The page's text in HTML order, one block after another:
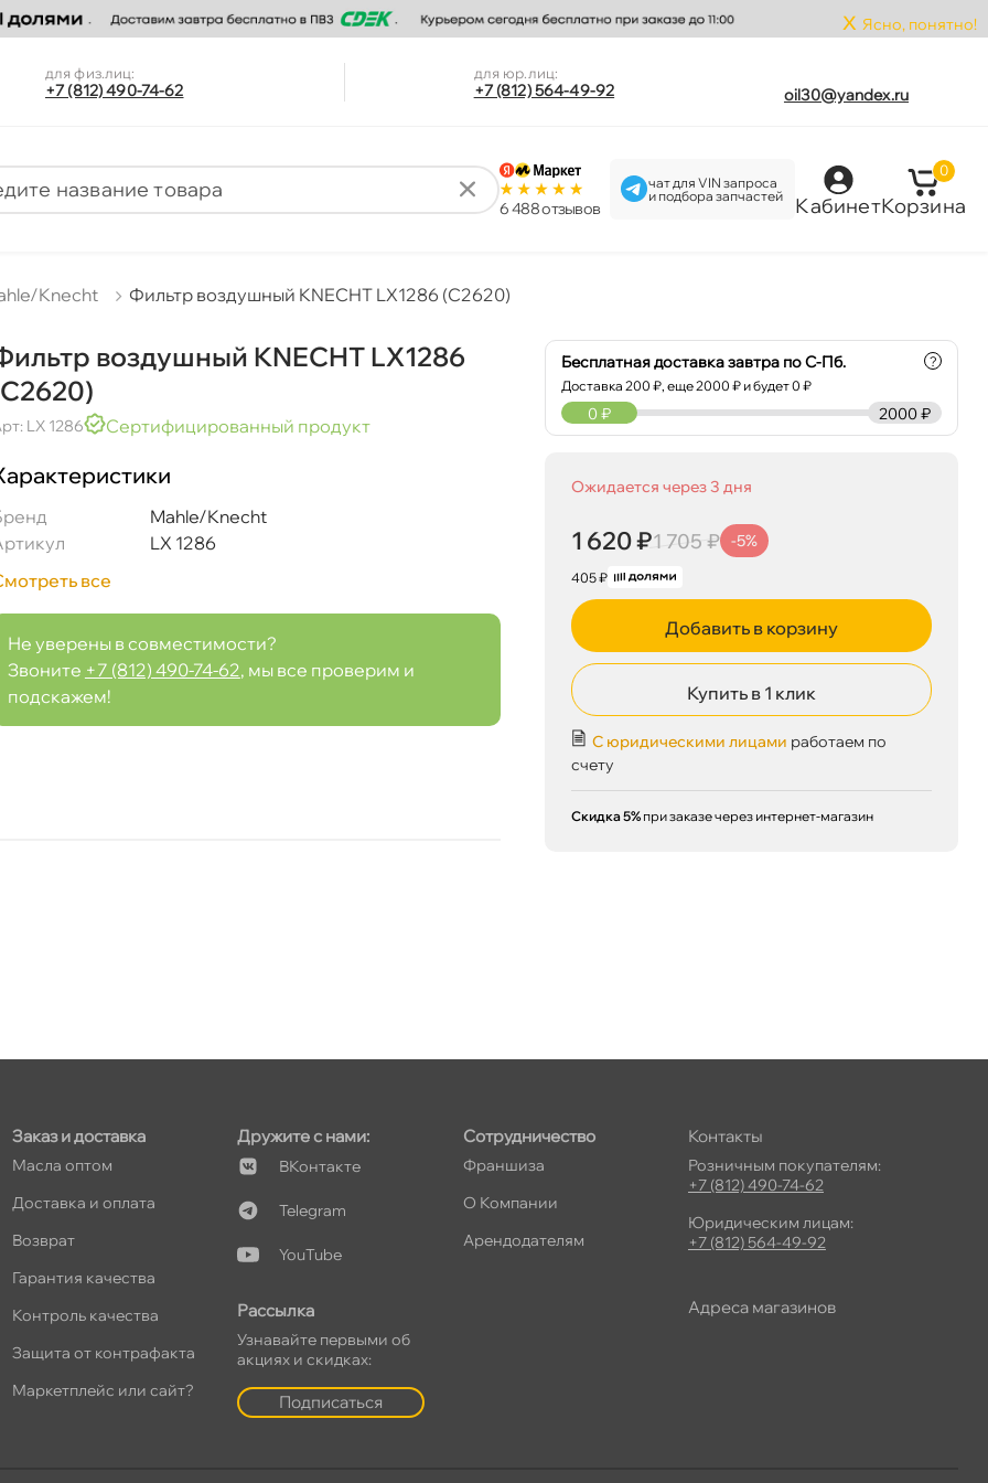
x Ясно, понятно!
для физ.лиц:
+7 (812) 490-74-62
для юр.лиц:
+7 (812) 564-49-92 oil30@yandex.ru
6 488 отзыво
чат для VIN запроса
и подбора запчастей
Кабинет
0
Корзина
Knecht Фильтр воздушный KNECHT LX1286 (C2620)
воздушный KNECHT LX1286
LX 1286 Сертифицированный продукт
Mahle/Knecht
LX 1286
все
Не уверены в совместимости?
Звоните +7 (812) 490-74-62, мы все проверим и
подскажем!
Бесплатная доставка завтра по С-Пб.
Доставка200 ₽, еще2000 ₽ и будет 0 ₽
?
2000 ₽
0 ₽
Ожидается через 3 дня
1 620 ₽1 705 ₽ -5%
405 ₽
Добавить в корзину
Купить в 1 клик
С юридическими лицами работаем по
счету
Скидка 5% при заказе через интернет-магазин
1 705 ₽
07.08 (при заказе от 2000₽) Сегодня, 07.08
Заказ и доставка
Масла оптом
Доставка и оплата
озврат
Гарантия качества
Контроль качества
Защита от контрафакта
Маркетплейс или сайт?
Дружите с нами:
Контакте
Telegram
YouTube
Рассылка
Узнавайте первыми о
акциях и скидках:
Подписаться
Сотрудничество
Франшиза
О Компании
Арендодателям
Контакты
Розничным покупателям:
+7 (812) 490-74-62
Юридическим лицам:
+7 (812) 564-49-92
Адреса магазино